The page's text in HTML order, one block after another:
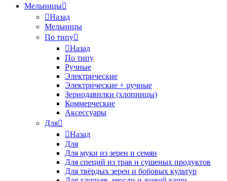
Мельницы
Назад
Мельницы
По типу
Назад
По типу
Ручные
Электрические
Электрические + ручные
Зернодавилки (хлопницы)
Коммерческие
Аксессуары
Для
Назад
Для
Для муки из зерен и семян
Для специй из трав и сушеных продуктов
Для твёрдых зерен и бобовых культур